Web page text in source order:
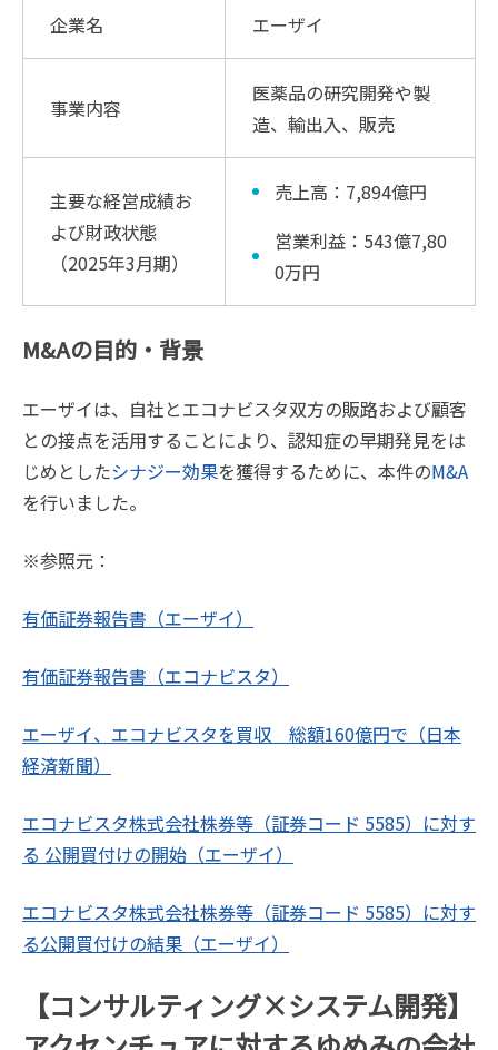
企業名 エーザイ
事業内容
医薬品の研究開発や製
造、輸出入、販売
主要な経営成績お
よび財政状態
（2025年3月期）
売上高：7,894億円
営業利益：543億7,80
0万円
M&Aの目的・背景
エーザイは、自社とエコナビスタ双方の販路および顧客
との接点を活用することにより、認知症の早期発見をは
じめとしたシナジー効果を獲得するために、本件のM&A
を行いました。
※参照元：
有価証券報告書（エーザイ）
有価証券報告書（エコナビスタ）
エーザイ、エコナビスタを買収 総額160億円で（日本
経済新聞）
エコナビスタ株式会社株券等（証券コード 5585）に対す
る 公開買付けの開始（エーザイ）
エコナビスタ株式会社株券等（証券コード 5585）に対す
る公開買付けの結果（エーザイ）
【コンサルティング×システム開発】